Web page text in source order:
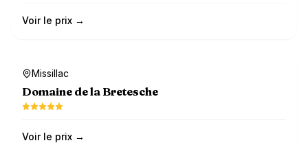
Voir le prix →
Dog-friendly
Missillac
Domaine de la Bretesche
Voir le prix →